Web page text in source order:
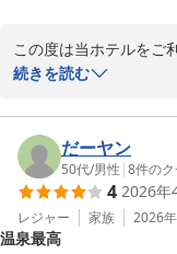
種類のメニューがあり
屋飲み用に氷を頼みま
が、無料で沢山いただ
トさせていただきます。
この度は当ホテルをご
また、2019年に続き再
前回のご滞在と比較し
のお言葉、大変嬉しく
ラウンジでのアルコー
インナップなどをお楽
励みになります。
続きを読む
だーヤン
50代/男性 |8件のク
4 2026年
レジャー 家族 2026
温泉最高